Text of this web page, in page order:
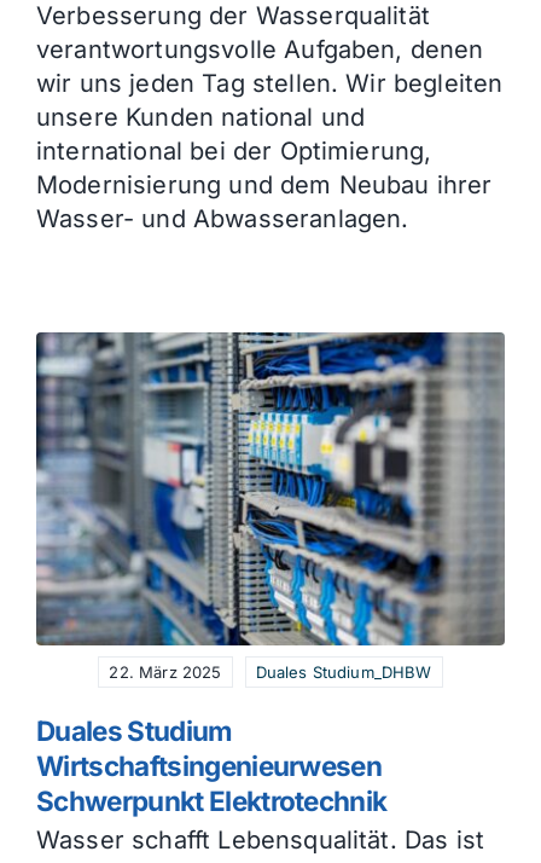
Verbesserung der Wasserqualität
verantwortungsvolle Aufgaben, denen
wir uns jeden Tag stellen. Wir begleiten
unsere Kunden national und
international bei der Optimierung,
Modernisierung und dem Neubau ihrer
Wasser- und Abwasseranlagen.
22. März 2025 Duales Studium_DHBW
Duales Studium
Wirtschaftsingenieurwesen
Schwerpunkt Elektrotechnik
Wasser schafft Lebensqualität. Das ist